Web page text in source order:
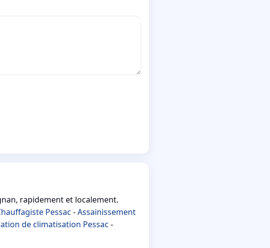
rapidement et localement.
Pessac -Assainissement
de climatisation Pessac -